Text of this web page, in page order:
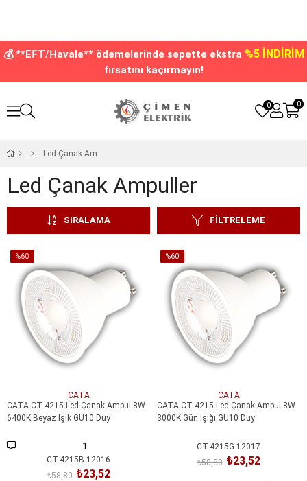
💰 **EFT/Havale** ödemelerinde sepette ekstra %5 İNDİRİM
fırsatını kaçırmayın!
0
0
Led Çanak Ampuller
Led Çanak Ampuller
FILTRELEME
SIRALAMA
%60
İndirim
%60İndirim
CATA
CATA CT 4215 Led Çanak Ampul 8W
6400K Beyaz Işık GU10 Duy
1
CT-4215B-12016
₺23,52
₺58,80
%60
İndirim
%60İndirim
CATA
CATA CT 4215 Led Çanak Ampul 8W
3000K Gün Işığı GU10 Duy
CT-4215G-12017
₺23,52
₺58,80